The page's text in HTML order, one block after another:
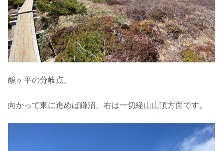
酸ヶ平の分岐点。
向かって東に進めば鎌沼、右は一切経山山頂方面です。